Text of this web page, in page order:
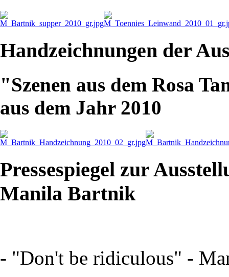
Handzeichnungen der
"Szenen aus dem Rosa
aus dem Jahr 2010
Pressespiegel zur
Manila Bartnik
- "Don't be ridiculous" -